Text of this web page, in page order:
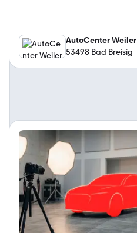
AutoCenter Weiler
53498 Bad Breisig